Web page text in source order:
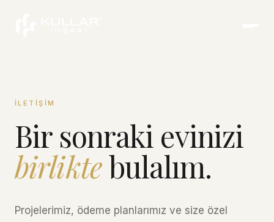
İLETIŞIM
Bir sonraki evinizi
birliktebulalım.
Projelerimiz, ödeme planlarımız ve size özel